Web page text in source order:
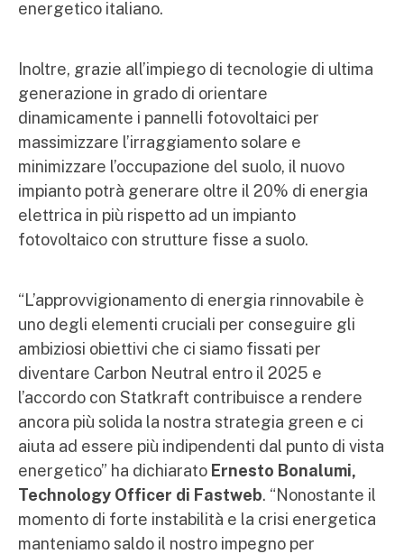
energetico italiano.
Inoltre, grazie all’impiego di tecnologie di ultima
generazione in grado di orientare
dinamicamente i pannelli fotovoltaici per
massimizzare l’irraggiamento solare e
minimizzare l’occupazione del suolo, il nuovo
impianto potrà generare oltre il 20% di energia
elettrica in più rispetto ad un impianto
fotovoltaico con strutture fisse a suolo.
“L’approvvigionamento di energia rinnovabile è
uno degli elementi cruciali per conseguire gli
ambiziosi obiettivi che ci siamo fissati per
diventare Carbon Neutral entro il 2025 e
l’accordo con Statkraft contribuisce a rendere
ancora più solida la nostra strategia green e ci
aiuta ad essere più indipendenti dal punto di vista
energetico” ha dichiarato Ernesto Bonalumi,
Technology Officer di Fastweb. “Nonostante il
momento di forte instabilità e la crisi energetica
manteniamo saldo il nostro impegno per